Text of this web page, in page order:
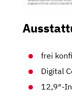
frei
Digital
12,9″-